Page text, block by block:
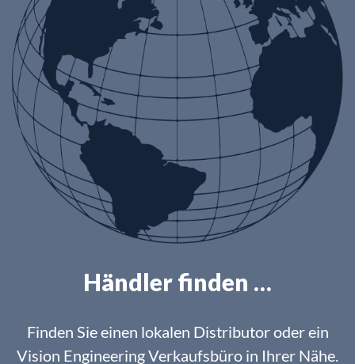
Händler finden …
Finden Sie einen lokalen Distributor oder ein
Vision Engineering Verkaufsbüro in Ihrer Nähe.